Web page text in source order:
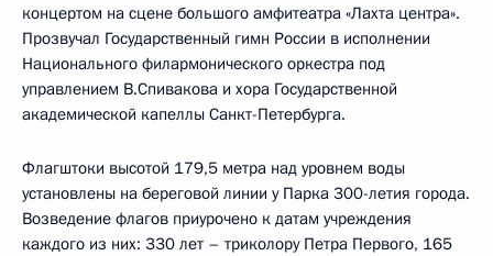
концертом на сцене большого амфитеатра «Лахта центра».
Прозвучал Государственный гимн России в исполнении
Национального филармонического оркестра под
управлением В.Спивакова и хора Государственной
академической капеллы Санкт-Петербурга.
Флагштоки высотой 179,5 метра над уровнем воды
установлены на береговой линии у Парка 300-летия города.
Возведение флагов приурочено к датам учреждения
каждого из них: 330 лет – триколору Петра Первого, 165